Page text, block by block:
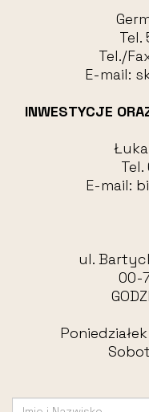
Tel.
Tel./
E-mail:
INWESTYCJE
Tel.
E-mail:
ul.
00-